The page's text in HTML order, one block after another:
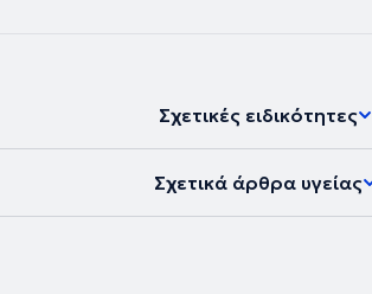
Σχετικές ειδικότητες
Σχετικά άρθρα υγείας